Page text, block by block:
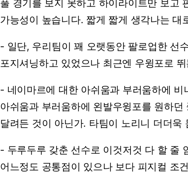
풀 경기를 보지 못하고 하이라이트만 보고
가능성이 높습니다. 짧게 짧게 생각나는 대
- 일단, 우리팀이 꽤 오랫동안 팔로업한 선
포지셔닝하고 있었으나 최근엔 우윙포로
- 네이마르에 대한 아쉬움과 부러움하에 비
아쉬움과 부러움하에 왼발우윙포를 원하던
달려든 것이 아닌가. 타팀이 노리니 더더욱
- 두루두루 갖춘 선수로 이것저것 다 할 줄
어느정도 공통점이 있으나 보다 피지컬 조